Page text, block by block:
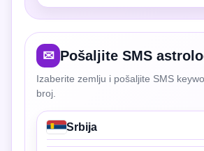
✉ Pošaljite SMS
Izaberite zemlju i pošaljite SMS
broj.
Srbija